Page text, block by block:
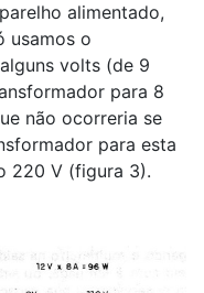
alimentado,
usamos o
volts (de 9
para 8
não ocorreria se
para esta
220 V (figura 3).